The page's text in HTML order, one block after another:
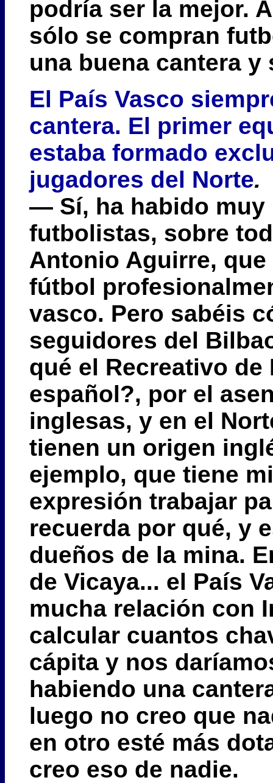
podría ser la mejor.
sólo se compran
una buena cantera
El País Vasco
cantera. El primer
estaba formado
jugadores del Norte.
— Sí, ha habido muy
futbolistas, sobre
Antonio Aguirre,
fútbol
vasco. Pero sabéis
seguidores del
qué el Recreativo
español?, por el
inglesas, y en el
tienen un origen
ejemplo, que tiene
expresión trabajar
recuerda por qué, y
dueños de la mina.
de Vicaya... el País
mucha relación con
calcular cuantos
cápita y nos
habiendo una
luego no creo que
en otro esté más
creo eso de nadie.